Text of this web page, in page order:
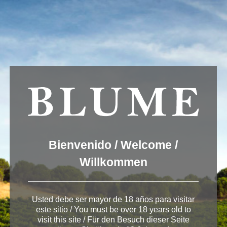
ENGLISH
DEUTSCH
website.
You can find out more about which cookies we are using or
Bienvenido / Welcome /
Willkommen
Usted debe ser mayor de 18 años para visitar
este sitio / You must be over 18 years old to
visit this site / Für den Besuch dieser Seite